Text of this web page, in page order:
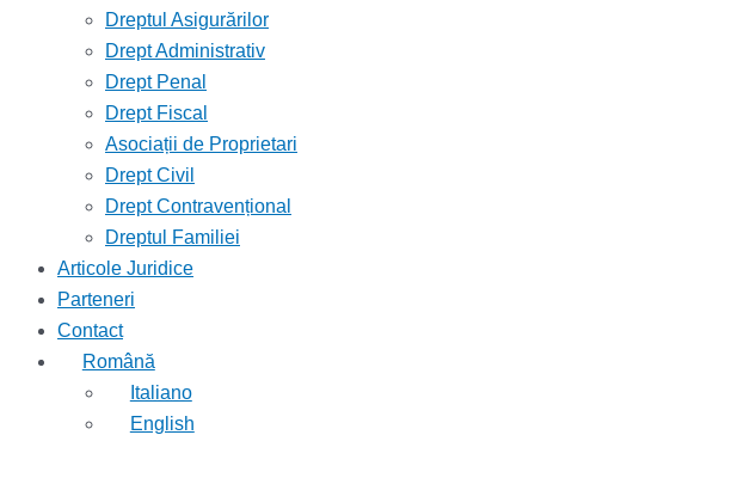
Dreptul Asigurărilor
Drept Administrativ
Drept Penal
Drept Fiscal
Asociații de Proprietari
Drept Civil
Drept Contravențional
Dreptul Familiei
Articole Juridice
Parteneri
Contact
Română
Italiano
English